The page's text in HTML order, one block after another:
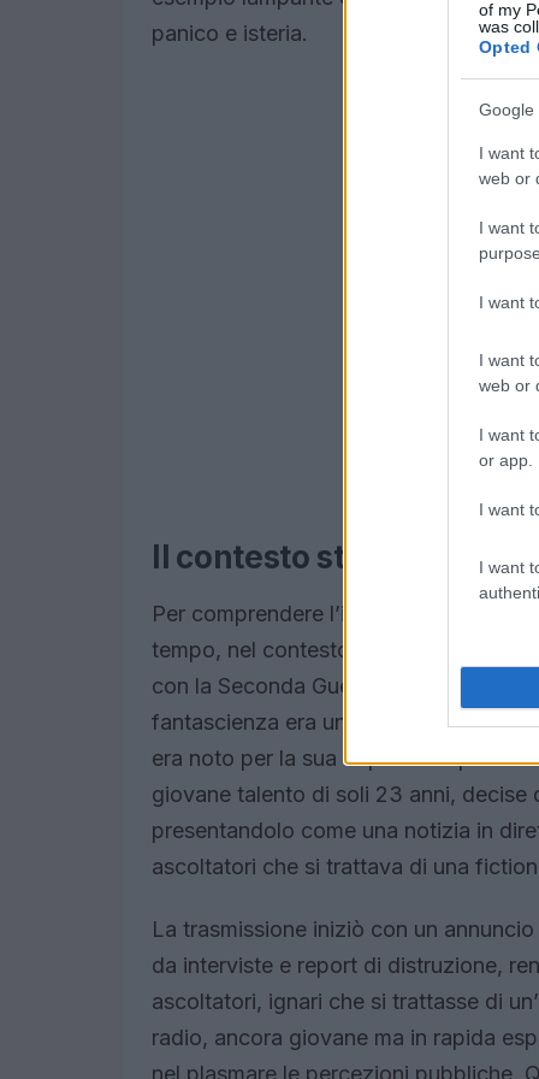
of my
was
Opted
Google
I want
web or
I want
I want
I want
web or
I want
or app.
I want
I want
panico e isteria.
Il contesto storico e
Per comprendere l’impatto di questa
tempo, nel contesto storico del 1938.
con la Seconda Guerra Mondiale alle
fantascienza era un tema popolare, e
era noto per la sua inquietante
giovane talento di soli 23 anni,
presentandolo come una notizia in
ascoltatori che si trattava di una
La trasmissione iniziò con un
da interviste e report di distruzione,
ascoltatori, ignari che si trattasse di
radio, ancora giovane ma in rapida
nel plasmare le percezioni pubbliche.